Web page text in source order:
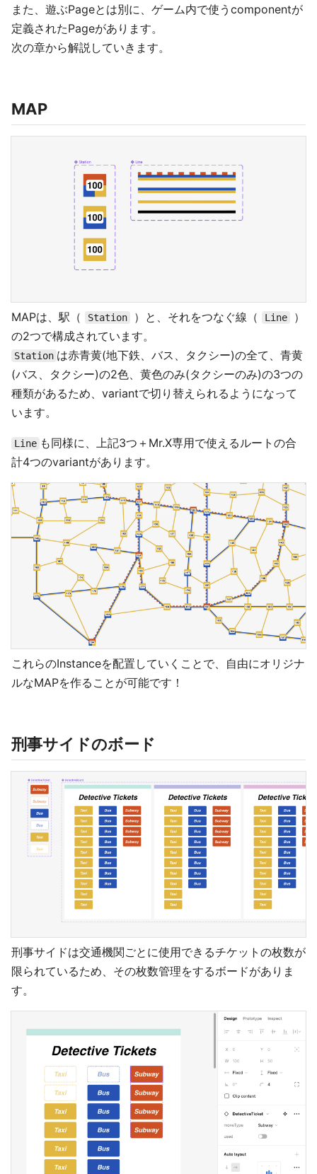
また、遊ぶPageとは別に、ゲーム内で使うcomponentが
定義されたPageがあります。
次の章から解説していきます。
MAP
MAPは、駅（ Station ）と、それをつなぐ線（ Line
）
の2つで構成されています。
Station は赤青黄(地下鉄、バス、タクシー)の全て、青黄
(バス、タクシー)の2色、黄色のみ(タクシーのみ)の3つの
種類があるため、variantで切り替えられるようになって
います。
Line も同様に、上記3つ＋Mr.X専用で使えるルートの合
計4つのvariantがあります。
これらのInstanceを配置していくことで、自由にオリジナ
ルなMAPを作ることが可能です！
刑事サイドのボード
刑事サイドは交通機関ごとに使用できるチケットの枚数が
限られているため、その枚数管理をするボードがありま
す。